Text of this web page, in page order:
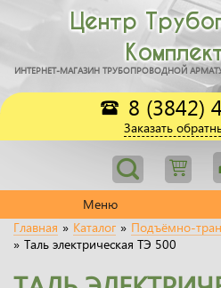
Центр
ИНТЕРНЕТ-МАГАЗИН ТРУБОПРОВОДНОЙ
8 (3842)
Заказать
Меню
Главная » Каталог » Подъёмно-
» Таль электрическая ТЭ 500